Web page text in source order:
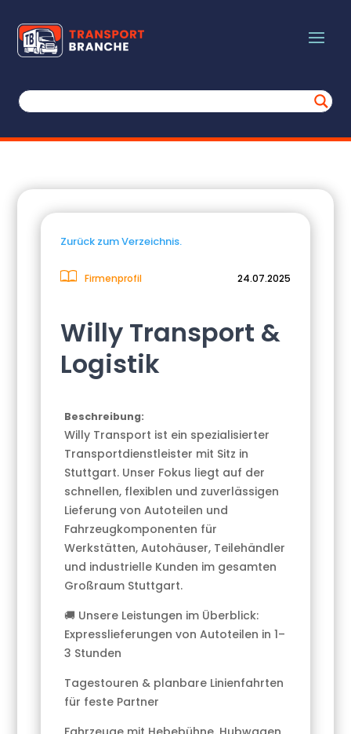
Zurück zum Verzeichnis.
Firmenprofil 24.07.2025
Willy Transport &
Logistik
Beschreibung:
Willy Transport ist ein spezialisierter
Transportdienstleister mit Sitz in
Stuttgart. Unser Fokus liegt auf der
schnellen, flexiblen und zuverlässigen
Lieferung von Autoteilen und
Fahrzeugkomponenten für
Werkstätten, Autohäuser, Teilehändler
und industrielle Kunden im gesamten
Großraum Stuttgart.
🚚 Unsere Leistungen im Überblick:
Expresslieferungen von Autoteilen in 1–
3 Stunden
Tagestouren & planbare Linienfahrten
für feste Partner